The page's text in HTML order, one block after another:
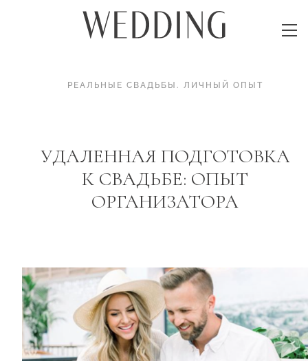
РЕАЛЬНЫЕ СВАДЬБЫ . ЛИЧНЫЙ ОПЫТ
УДАЛЕННАЯ ПОДГОТОВКА
К СВАДЬБЕ: ОПЫТ
ОРГАНИЗАТОРА